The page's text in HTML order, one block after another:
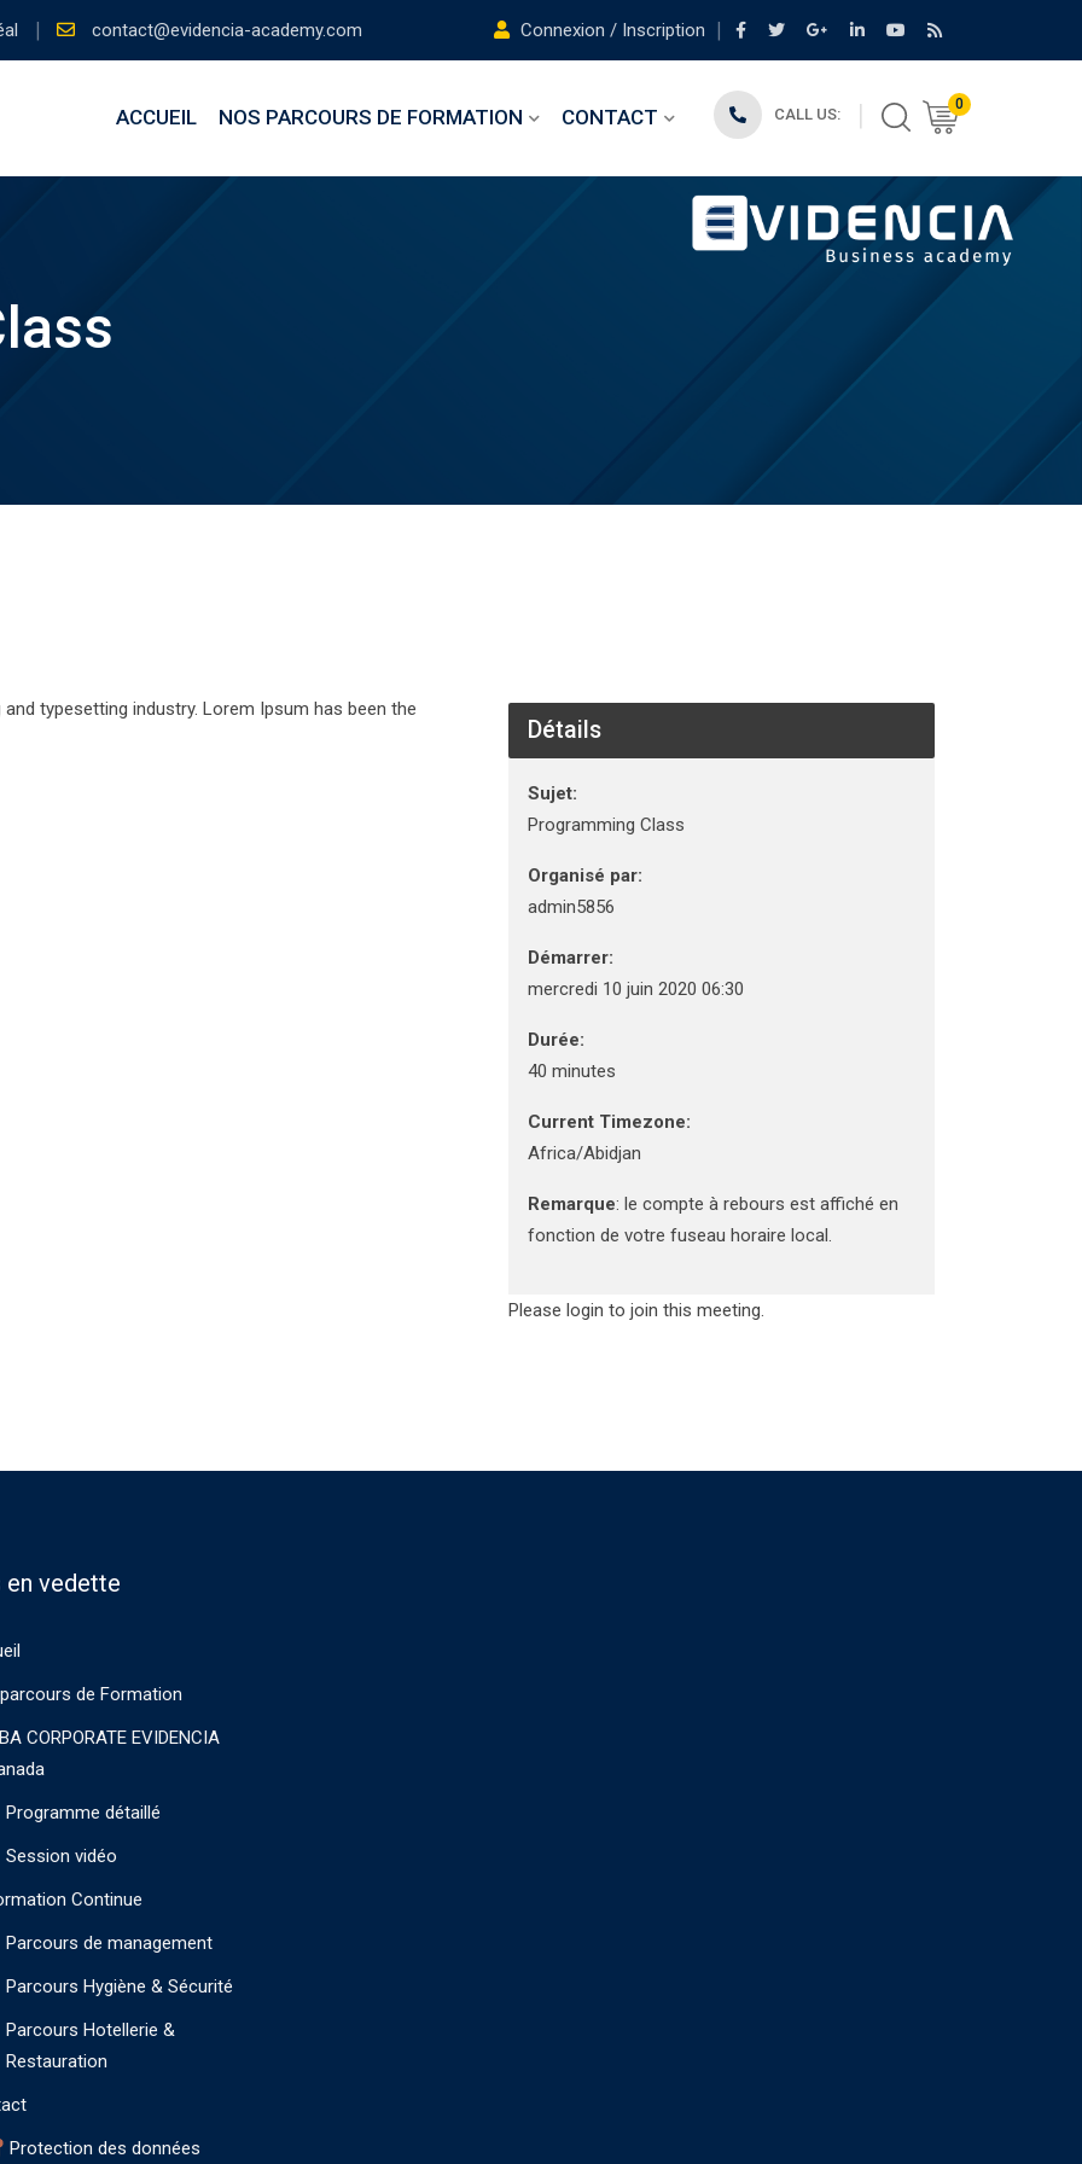
contact@evidencia-academy.com Connexion / Inscription
ACCUEIL NOS PARCOURS DE FORMATION CONTACT CALL US:
0
typesetting industry. Lorem Ipsum has been the
Détails
Sujet:
Programming Class
Organisé par:
admin5856
Démarrer:
mercredi 10 juin 2020 06:30
Durée:
40 minutes
Current Timezone:
Africa/Abidjan
Remarque: le compte à rebours est affiché en
fonction de votre fuseau horaire local.
Please login to join this meeting.
en vedette
de Formation
CORPORATE EVIDENCIA
Programme détaillé
Session vidéo
Continue
Parcours de management
Parcours Hygiène & Sécurité
Parcours Hotellerie &
Restauration
Protection des données